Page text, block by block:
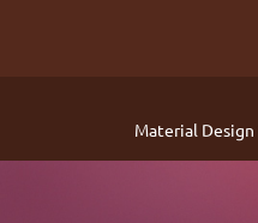
Material Design